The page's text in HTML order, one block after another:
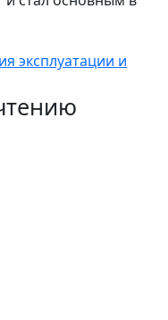
эксплуатации и